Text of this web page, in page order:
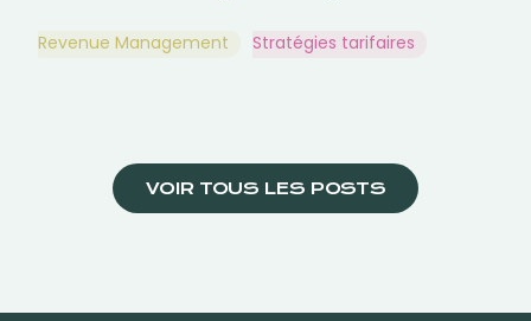
Revenue Management Stratégies tarifaires
VOIR TOUS LES POSTS